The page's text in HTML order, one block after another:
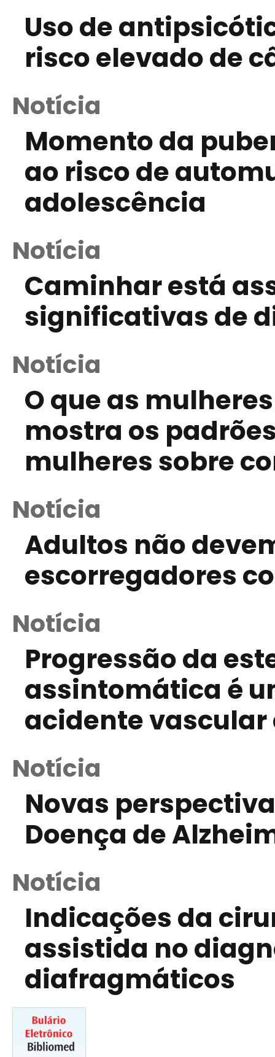
Uso de
risco elevado de
Notícia
Momento da
ao risco de
adolescência
Notícia
Caminhar está
significativas de
Notícia
O que as
mostra os
mulheres sobre
Notícia
Adultos não
escorregadores
Notícia
Progressão da
assintomática é
acidente vascular
Notícia
Novas
Doença de
Notícia
Indicações da
assistida no
diafragmáticos